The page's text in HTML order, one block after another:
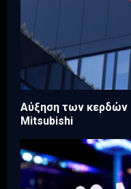
Aύξηση των κερδών
Mitsubishi